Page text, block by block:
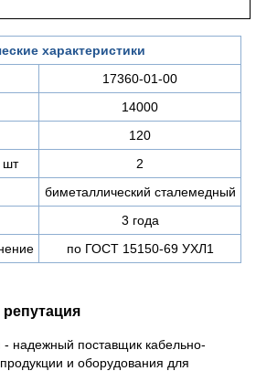
характеристики
17360-01-00
14000
120
шт
2
биметаллический сталемедный
3 года
по ГОСТ 15150-69 УХЛ1
репутация
надежный поставщик кабельно-
и оборудования для